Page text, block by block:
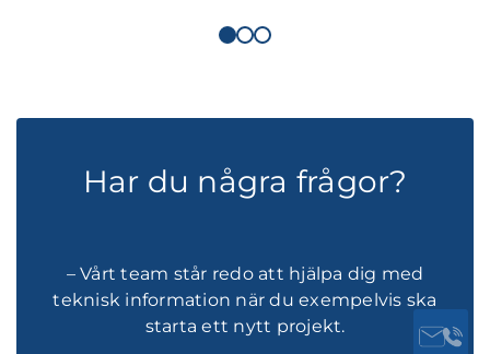
Har du några frågor?
– Vårt team står redo att hjälpa dig med
teknisk information när du exempelvis ska
starta ett nytt projekt.